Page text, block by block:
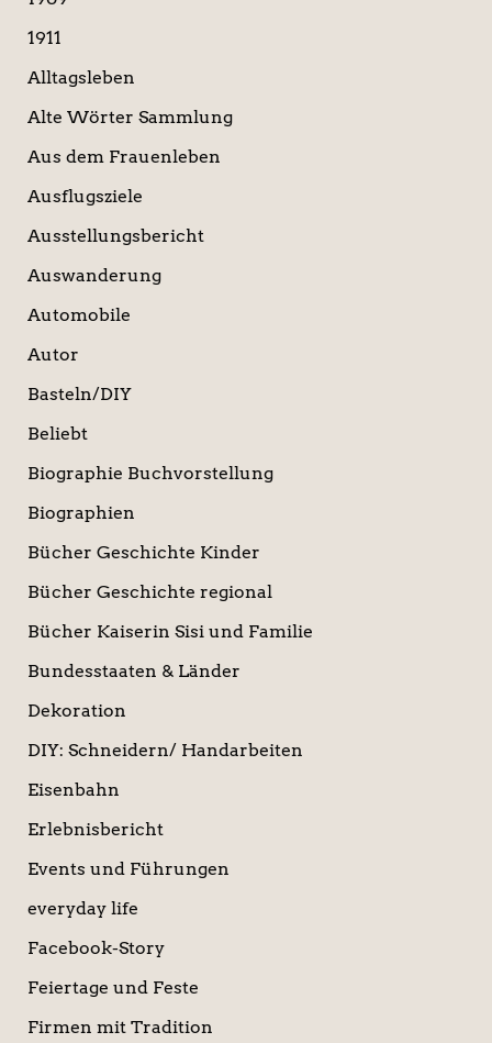
h
1911
Alltagsleben
Alte Wörter Sammlung
Aus dem Frauenleben
Ausflugsziele
Ausstellungsbericht
Auswanderung
Automobile
Autor
Basteln/DIY
Beliebt
Biographie Buchvorstellung
Biographien
Bücher Geschichte Kinder
Bücher Geschichte regional
Bücher Kaiserin Sisi und Familie
Bundesstaaten & Länder
Dekoration
DIY: Schneidern/ Handarbeiten
Eisenbahn
Erlebnisbericht
Events und Führungen
everyday life
Facebook-Story
Feiertage und Feste
Firmen mit Tradition